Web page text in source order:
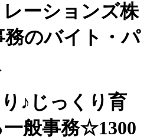
ーションズ株
務のバイト・パ
♪じっくり育
般事務☆1300